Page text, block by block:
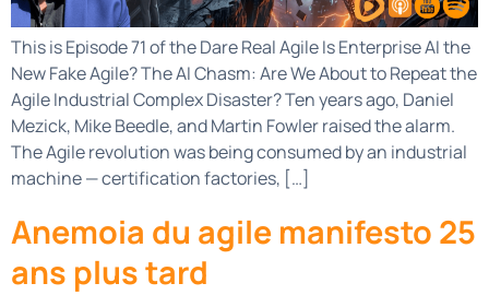
This is Episode 71 of the Dare Real Agile Is Enterprise AI the
New Fake Agile? The AI Chasm: Are We About to Repeat the
Agile Industrial Complex Disaster? Ten years ago, Daniel
Mezick, Mike Beedle, and Martin Fowler raised the alarm.
The Agile revolution was being consumed by an industrial
machine — certification factories, […]
Anemoia du agile manifesto 25
ans plus tard